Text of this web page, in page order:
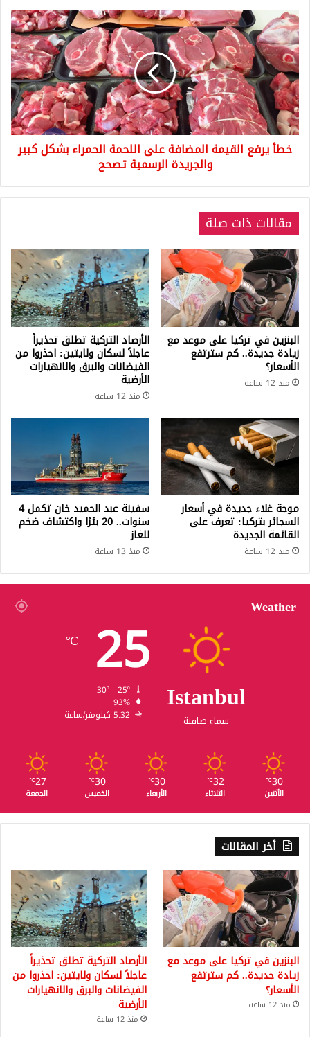
خطأ
يرفع
القيمة
المضافة
على
اللحمة
الحمراء
بشكل
كبير
والجريدة
خطأ يرفع القيمة المضافة على اللحمة الحمراء بشكل كبير
والجريدة الرسمية تصحح
مقالات ذات صلة
البنزين في تركيا على موعد مع
زيادة جديدة.. كم سترتفع
الأسعار؟
منذ 12 ساعة
الأرصاد التركية تطلق تحذيراً
عاجلاً لسكان ولايتين: احذروا من
الفيضانات والبرق والانهيارات
الأرضية
منذ 12 ساعة
موجة غلاء جديدة في أسعار
السجائر بتركيا: تعرف على
القائمة الجديدة
منذ 12 ساعة
سفينة عبد الحميد خان تكمل 4
سنوات.. 20 بئرًا واكتشاف ضخم
للغاز
منذ 13 ساعة
Weather
Istanbul
سماء صافية
25
℃
93%
5.32 كيلومتر/ساعة
30
℃
الأثنين
32
℃
الثلاثاء
30
℃
الأربعاء
30
℃
الخميس
27
℃
الجمعة
أخر المقالات
البنزين في تركيا على موعد مع
زيادة جديدة.. كم سترتفع
الأسعار؟
منذ 12 ساعة
الأرصاد التركية تطلق تحذيراً
عاجلاً لسكان ولايتين: احذروا من
الفيضانات والبرق والانهيارات
الأرضية
منذ 12 ساعة